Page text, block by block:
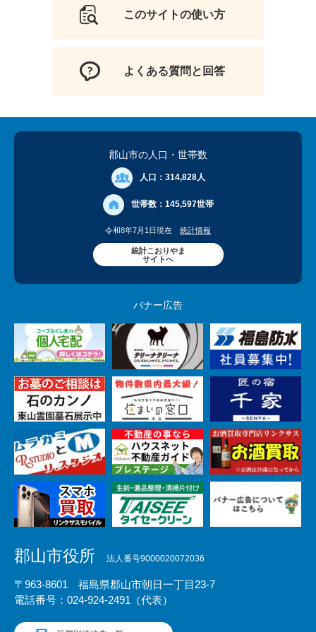
このサイトの使い方
よくある質問と回答
郡山市の人口 ・世帯数
人口： 314,828人
世帯数： 145,597世帯
令和8年7月1日現在 統計情報
統計こおりやま
サイトへ
バナー広告
郡山市役所 法人番号9000020072036
〒963-8601 福島県郡山市朝日一丁目23-7
電話番号：024-924-2491（代表）